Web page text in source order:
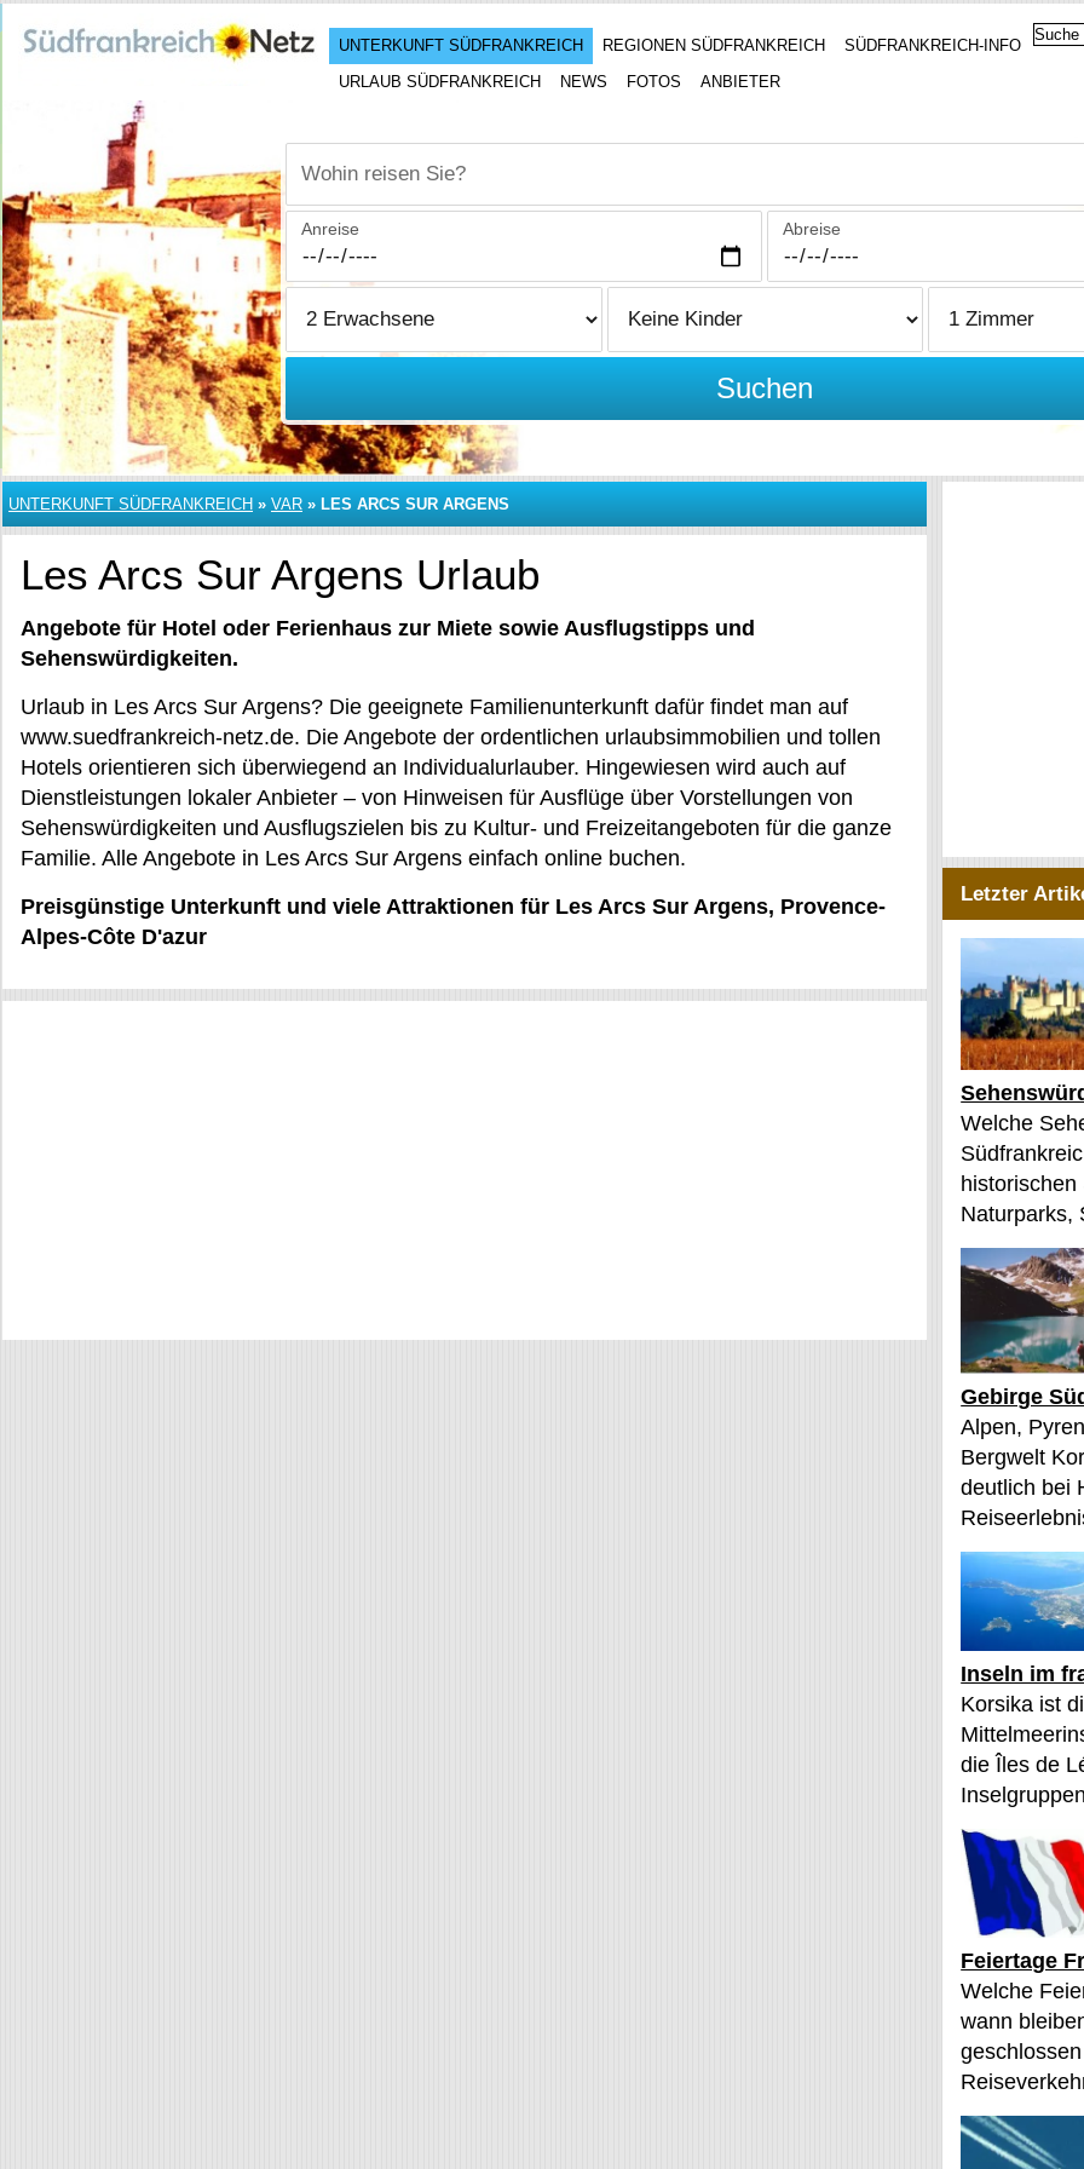
UNTERKUNFT SÜDFRANKREICH REGIONEN SÜDFRANKREICH
SÜDFRANKREICH-INFO
URLAUB SÜDFRANKREICH
NEWS FOTOS ANBIETER
Wohin reisen Sie?
Anreise Abreise
Suchen
UNTERKUNFT SÜDFRANKREICH » VAR » LES ARCS SUR ARGENS
Les Arcs Sur Argens Urlaub
Angebote für Hotel oder Ferienhaus zur Miete sowie Ausflugstipps und
Sehenswürdigkeiten.
Urlaub in Les Arcs Sur Argens? Die geeignete Familienunterkunft dafür findet man auf
www.suedfrankreich-netz.de. Die Angebote der ordentlichen urlaubsimmobilien und tollen
Hotels orientieren sich überwiegend an Individualurlauber. Hingewiesen wird auch auf
Dienstleistungen lokaler Anbieter – von Hinweisen für Ausflüge über Vorstellungen von
Sehenswürdigkeiten und Ausflugszielen bis zu Kultur- und Freizeitangeboten für die ganze
Familie. Alle Angebote in Les Arcs Sur Argens einfach online buchen.
Preisgünstige Unterkunft und viele Attraktionen für Les Arcs Sur Argens, Provence-
Alpes-Côte D'azur
Letzter
Welche
Naturparks,
Gebirge
Alpen,
Bergwelt
deutlich bei
Inseln im
Korsika ist
die Îles de
Feiertage
Welche
wann